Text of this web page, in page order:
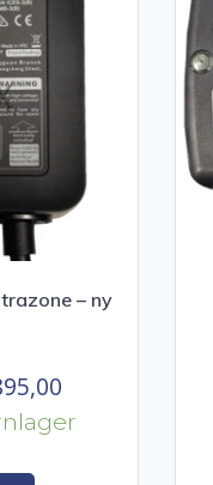
– ny
aktuelle